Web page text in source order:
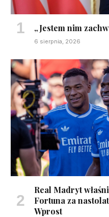
„Jestem nim
6 sierpnia, 2026
Real Madryt
Fortuna za
Wprost